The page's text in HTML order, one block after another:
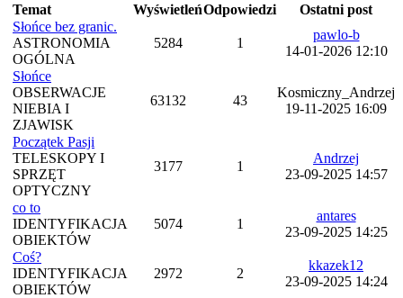
Temat WyświetleńOdpowiedzi
Ostatni post
Słońce bez granic.
ASTRONOMIA
OGÓLNA
5284 1
pawlo-b
14-01-2026 12:10
Słońce
OBSERWACJE
NIEBIA I
ZJAWISK
63132 43
Kosmiczny_Andrzej
19-11-2025 16:09
Początek Pasji
TELESKOPY I
SPRZĘT
OPTYCZNY
3177 1
Andrzej
23-09-2025 14:57
co to
IDENTYFIKACJA
OBIEKTÓW
5074 1
antares
23-09-2025 14:25
Coś?
IDENTYFIKACJA
OBIEKTÓW
2972 2
kkazek12
23-09-2025 14:24